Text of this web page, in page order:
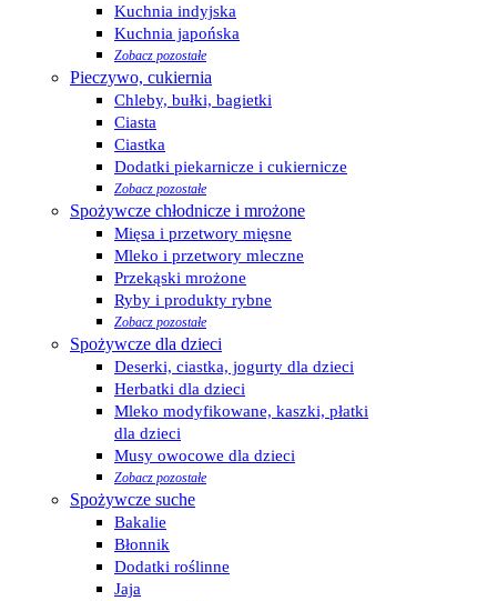
Kuchnia indyjska
Kuchnia japońska
Zobacz pozostałe
Pieczywo, cukiernia
Chleby, bułki, bagietki
Ciasta
Ciastka
Dodatki piekarnicze i cukiernicze
Zobacz pozostałe
Spożywcze chłodnicze i mrożone
Mięsa i przetwory mięsne
Mleko i przetwory mleczne
Przekąski mrożone
Ryby i produkty rybne
Zobacz pozostałe
Spożywcze dla dzieci
Deserki, ciastka, jogurty dla dzieci
Herbatki dla dzieci
Mleko modyfikowane, kaszki, płatki
dla dzieci
Musy owocowe dla dzieci
Zobacz pozostałe
Spożywcze suche
Bakalie
Błonnik
Dodatki roślinne
Jaja